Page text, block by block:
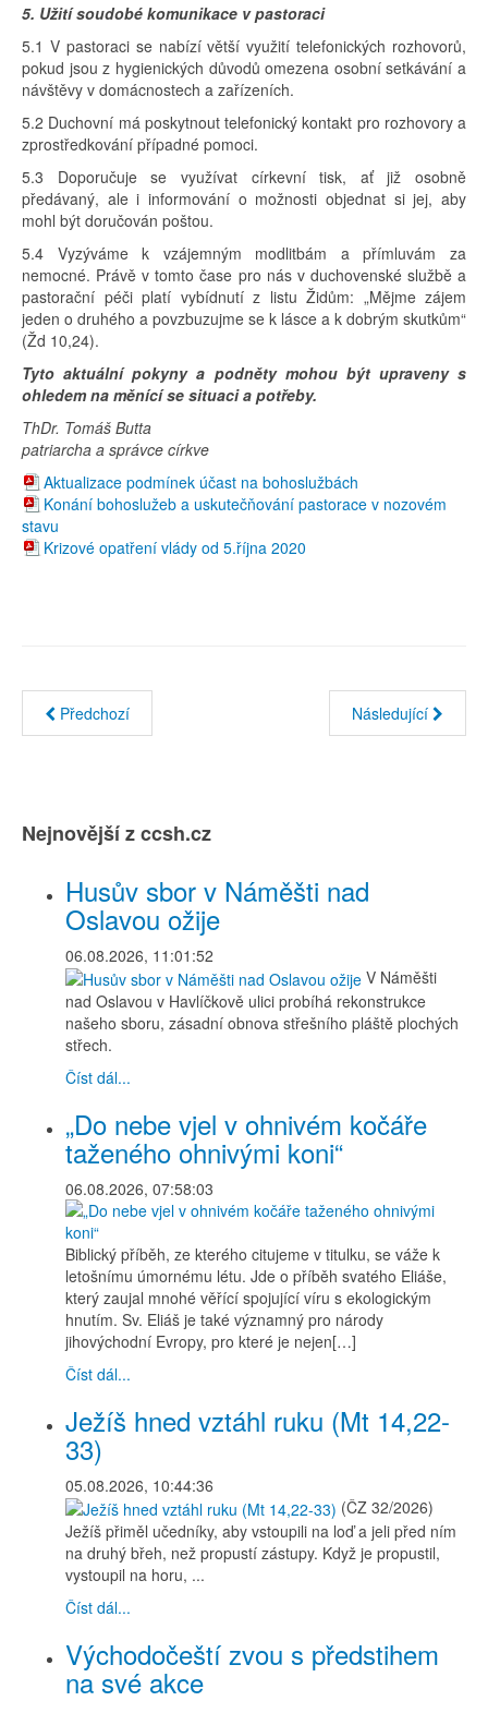
5. Užití soudobé komunikace v pastoraci
5.1 V pastoraci se nabízí větší využití telefonických rozhovorů,
pokud jsou z hygienických důvodů omezena osobní setkávání a
návštěvy v domácnostech a zařízeních.
5.2 Duchovní má poskytnout telefonický kontakt pro rozhovory a
zprostředkování případné pomoci.
5.3 Doporučuje se využívat církevní tisk, ať již osobně
předávaný, ale i informování o možnosti objednat si jej, aby
mohl být doručován poštou.
5.4 Vyzýváme k vzájemným modlitbám a přímluvám za
nemocné. Právě v tomto čase pro nás v duchovenské službě a
pastorační péči platí vybídnutí z listu Židům: „Mějme zájem
jeden o druhého a povzbuzujme se k lásce a k dobrým skutkům“
(Žd 10,24).
Tyto aktuální pokyny a podněty mohou být upraveny s
ohledem na měnící se situaci a potřeby.
ThDr. Tomáš Butta
patriarcha a správce církve
Aktualizace podmínek účast na bohoslužbách
Konání bohoslužeb a uskutečňování pastorace v nozovém
stavu
Krizové opatření vlády od 5.října 2020
Předchozí Následující
Nejnovější z ccsh.cz
Husův sbor v Náměšti nad
Oslavou ožije
06.08.2026, 11:01:52
V Náměšti
nad Oslavou v Havlíčkově ulici probíhá rekonstrukce
našeho sboru, zásadní obnova střešního pláště plochých
střech.
Číst dál...
„Do nebe vjel v ohnivém kočáře
taženého ohnivými koni“
06.08.2026, 07:58:03
Biblický příběh, ze kterého citujeme v titulku, se váže k
letošnímu úmornému létu. Jde o příběh svatého Eliáše,
který zaujal mnohé věřící spojující víru s ekologickým
hnutím. Sv. Eliáš je také významný pro národy
jihovýchodní Evropy, pro které je nejen[…]
Číst dál...
Ježíš hned vztáhl ruku (Mt 14,22-
33)
05.08.2026, 10:44:36
(ČZ 32/2026)
Ježíš přiměl učedníky, aby vstoupili na loď a jeli před ním
na druhý břeh, než propustí zástupy. Když je propustil,
vystoupil na horu, ...
Číst dál...
Východočeští zvou s předstihem
na své akce